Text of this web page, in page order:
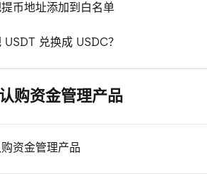
币地址添加到白名单
USDT 兑换成 USDC？
购资金管理产品
资金管理产品